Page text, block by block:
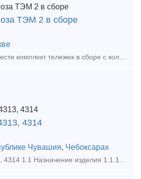
ТЭМ 2 в сборе
4314
Чувашия, Чебоксарах